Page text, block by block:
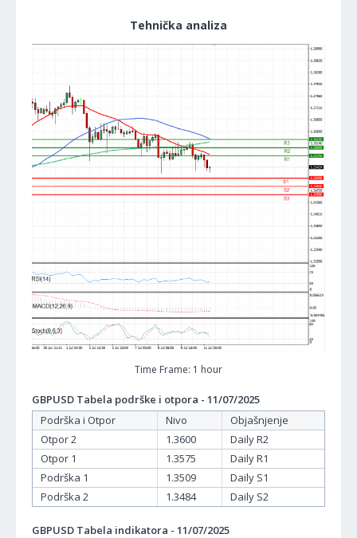
Tehnička analiza
Time Frame: 1 hour
GBPUSD Tabela podrške i otpora - 11/07/2025
Podrška i Otpor
Nivo
Objašnjenje
Otpor 2
1.3600
Daily R2
Otpor 1
1.3575
Daily R1
Podrška 1
1.3509
Daily S1
Podrška 2
1.3484 Daily S2
GBPUSD Tabela indikatora - 11/07/2025